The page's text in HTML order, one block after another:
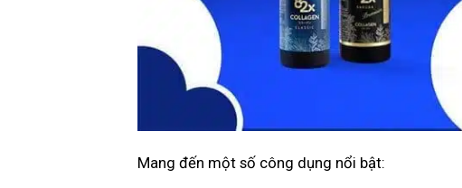
Mang đến một số công dụng nổi bật: